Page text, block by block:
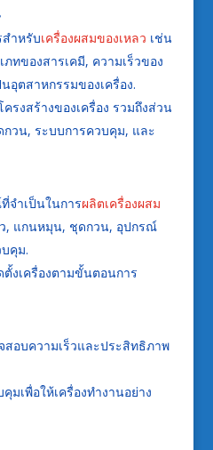
ำหรับเครื่องผสมของเหลว เช่น
ทของสารเคมี, ความเร็วของ
อุตสาหกรรมของเครื่อง.
รงสร้างของเครื่อง รวมถึงส่วน
วน, ระบบการควบคุม, และ
จำเป็นในการผลิตเครื่องผสม
, แกนหมุน, ชุดกวน, อุปกรณ์
คุม.
งเครื่องตามขั้นตอนการ
สอบความเร็วและประสิทธิภาพ
มเพื่อให้เครื่องทำงานอย่าง